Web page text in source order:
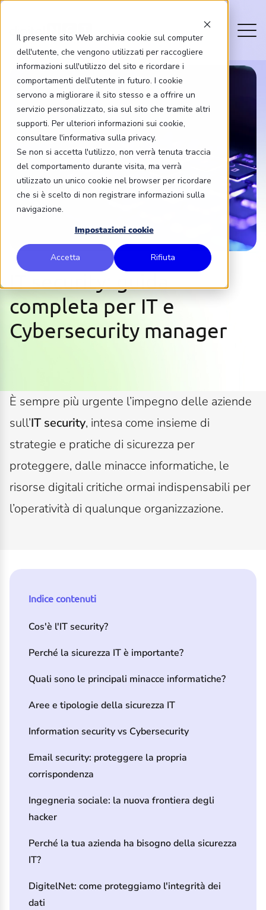
Il presente sito Web archivia cookie sul computer
dell'utente, che vengono utilizzati per raccogliere
informazioni sull'utilizzo del sito e ricordare i
comportamenti dell'utente in futuro. I cookie
servono a migliorare il sito stesso e a offrire un
servizio personalizzato, sia sul sito che tramite altri
supporti. Per ulteriori informazioni sui cookie,
consultare l'informativa sulla privacy.
Se non si accetta l'utilizzo, non verrà tenuta traccia
del comportamento durante visita, ma verrà
utilizzato un unico cookie nel browser per ricordare
che si è scelto di non registrare informazioni sulla
navigazione.
Impostazioni cookie
Accetta Rifiuta
IT security: guida
completa per IT e
Cybersecurity manager
È sempre più urgente l’impegno delle aziende
sull’IT security, intesa come insieme di
strategie e pratiche di sicurezza per
proteggere, dalle minacce informatiche, le
risorse digitali critiche ormai indispensabili per
l’operatività di qualunque organizzazione.
Indice contenuti
Cos'è l'IT security?
Perché la sicurezza IT è importante?
Quali sono le principali minacce informatiche?
Aree e tipologie della sicurezza IT
Information security vs Cybersecurity
Email security: proteggere la propria
corrispondenza
Ingegneria sociale: la nuova frontiera degli
hacker
Perché la tua azienda ha bisogno della sicurezza
IT?
DigitelNet: come proteggiamo l'integrità dei
dati